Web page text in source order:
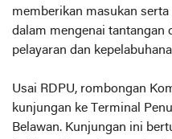
memberikan masukan
dalam mengenai tantangan
pelayaran dan
Usai RDPU, rombongan
kunjungan ke Terminal
Belawan. Kunjungan ini